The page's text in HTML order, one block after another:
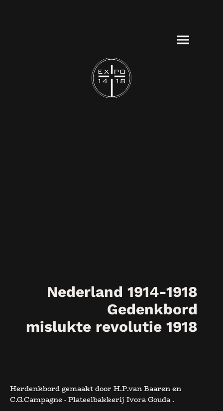
Nederland 1914-1918
Gedenkbord
mislukte revolutie 1918
Herdenkbord gemaakt door H.P.van Baaren en
C.G.Campagne - Plateelbakkerij Ivora Gouda .